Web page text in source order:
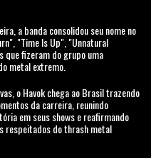
a banda consolidou seu nome no
"Time Is Up", "Unnatural
fizeram do grupo uma
metal extremo.
o Havok chega ao Brasil trazendo
da carreira, reunindo
em seus shows e reafirmando
respeitados do thrash metal